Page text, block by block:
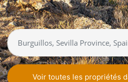
Voir toutes les propriétés